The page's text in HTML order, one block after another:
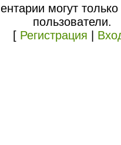
могут
пользователи.
[ Регистрация